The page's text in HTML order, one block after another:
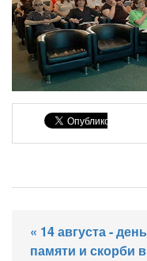
« 14 августа - день
памяти и скорби в